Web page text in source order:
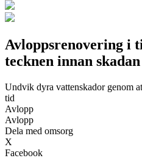
Avloppsrenovering i
tecknen innan
Undvik dyra vattenskador genom
tid
Avlopp
Avlopp
Dela med omsorg
X
Facebook